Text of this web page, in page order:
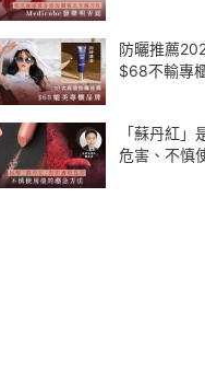
防曬推薦
$68不輸專
「蘇丹紅
危害、不慎